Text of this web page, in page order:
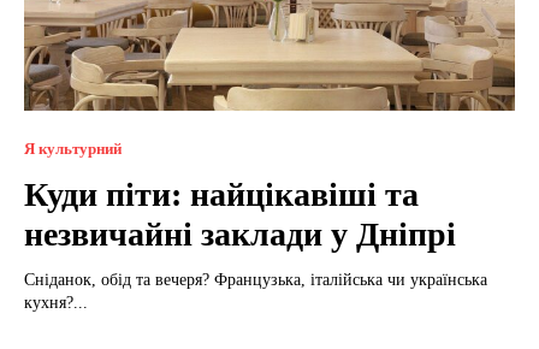
Я культурний
Куди піти: найцікавіші та
незвичайні заклади у Дніпрі
Сніданок, обід та вечеря? Французька, італійська чи українська
кухня?...